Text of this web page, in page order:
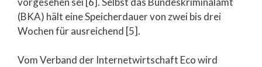
(BKA) hält eine Speicherdauer von zwei bis drei
Wochen für ausreichend [5].
Vom Verband der Internetwirtschaft Eco wird